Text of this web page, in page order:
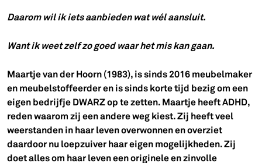
Daarom wil ik iets aanbieden wat wél aansluit.
Want ik weet zelf zo goed waar het mis kan gaan.
Maartje van der Hoorn (1983), is sinds 2016 meubelmaker
en meubelstoffeerder en is sinds korte tijd bezig om een
eigen bedrijfje DWARZ op te zetten. Maartje heeft ADHD,
reden waarom zij een andere weg kiest. Zij heeft veel
weerstanden in haar leven overwonnen en overziet
daardoor nu loepzuiver haar eigen mogelijkheden. Zij
doet alles om haar leven een originele en zinvolle